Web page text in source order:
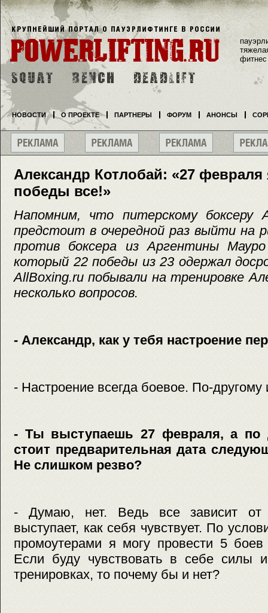
Александр Котлобай: «27
победы все!»
Напомним, что питерскому боксеру
предстоит в очередной раз выйти на
против боксера из Аргентины
который 22 победы из 23 одержал
AllBoxing.ru побывали на тренировке
несколько вопросов.
- Александр, как у тебя настроение
- Настроение всегда боевое. По-
- Ты выступаешь 27 февраля, а по
стоит предварительная дата
Не слишком резво?
- Думаю, нет. Ведь все зависит от
выступает, как себя чувствует. По
промоутерами я могу провести 5
Если буду чувствовать в себе силы
тренировках, то почему бы и нет?
фитнес
НОВОСТИ О ПРОЕКТЕ ПАРТНЕРЫ ФОРУМ АНОНСЫ